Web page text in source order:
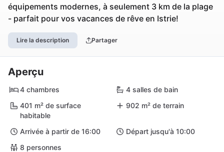
équipements modernes, à seulement 3 km de la plage
- parfait pour vos vacances de rêve en Istrie!
Lire la description Partager
Aperçu
4 chambres
4 salles de bain
401 m² de surface
habitable
902 m² de terrain
Arrivée à partir de 16:00
Départ jusqu'à 10:00
8 personnes